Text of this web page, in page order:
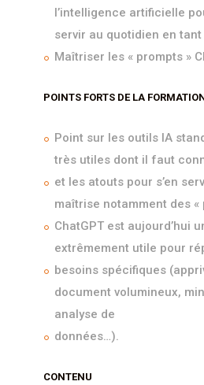
l’intelligence artificielle
servir au quotidien en
Maîtriser les « prompts »
POINTS FORTS DE LA
Point sur les outils IA
très utiles dont il faut
et les atouts pour s’en
maîtrise notamment des «
ChatGPT est aujourd’hui
extrêmement utile pour
besoins spécifiques
document volumineux,
analyse de
données…).
CONTENU